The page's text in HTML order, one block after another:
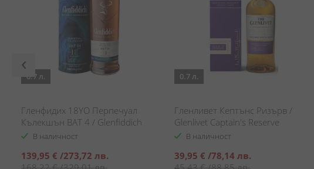
0.7 л.
Гленфидих 18YO Перпечуал
Кълекшън ВАТ 4 / Glenfiddich
18YO Perpetual Collection VAT 4
В наличност
Специална
цена
139,95 € /273,72 лв.
0.7 л.
Гленливет Кептънс Ризърв /
Glenlivet Captain's Reserve
В наличност
Специална
цена
39,95 € /78,14 лв.